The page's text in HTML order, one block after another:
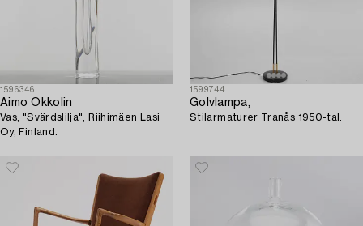
1596346
Aimo Okkolin
Vas, "Svärdslilja", Riihimäen Lasi
Oy, Finland.
1599744
Golvlampa,
Stilarmaturer Tranås 1950-tal.